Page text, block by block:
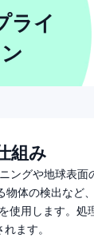
ライ
組み
ングや地球表面
物体の検出など
使用します。処
ます。